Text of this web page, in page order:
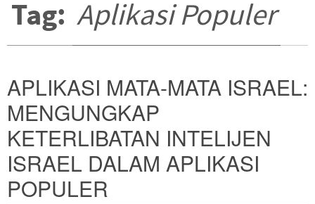
Tag: Aplikasi Populer
APLIKASI MATA-MATA ISRAEL:
MENGUNGKAP
KETERLIBATAN INTELIJEN
ISRAEL DALAM APLIKASI
POPULER